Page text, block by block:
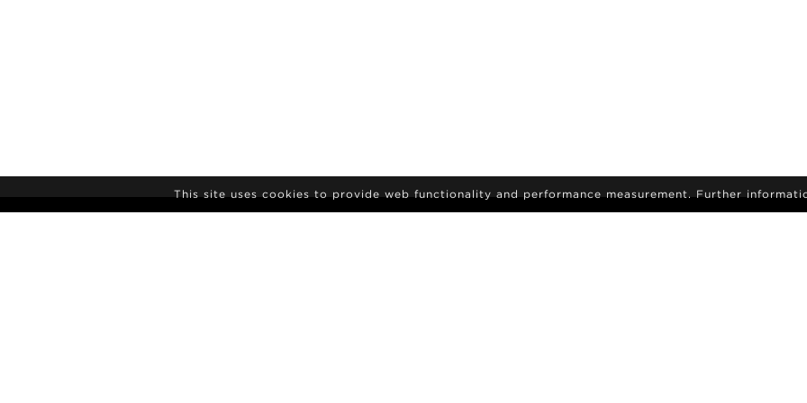
This site uses cookies to provide web functionality and performance measurement. Further